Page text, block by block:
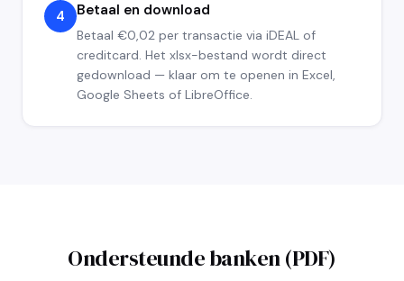
4 Betaal en download
Betaal €0,02 per transactie via iDEAL of
creditcard. Het xlsx-bestand wordt direct
gedownload — klaar om te openen in Excel,
Google Sheets of LibreOffice.
Ondersteunde banken (PDF)